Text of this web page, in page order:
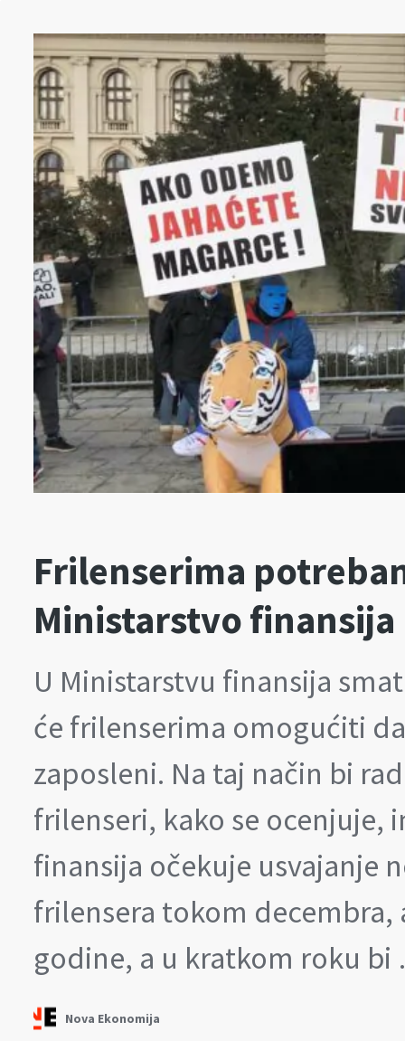
Frilenserima
Ministarstvo finansija
U Ministarstvu finansija
će frilenserima omogućiti
zaposleni. Na taj način bi
frilenseri, kako se ocenjuje,
finansija očekuje usvajanje
frilensera tokom
godine, a u kratkom roku
Nova Ekonomija